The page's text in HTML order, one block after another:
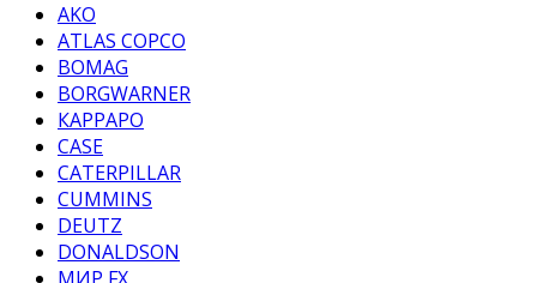
AKO
ATLAS COPCO
BOMAG
BORGWARNER
КАРРАРО
CASE
CATERPILLAR
CUMMINS
DEUTZ
DONALDSON